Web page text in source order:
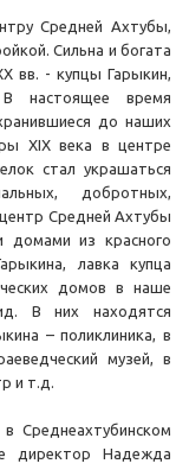
Средней Ахтубы,
Сильна и богата
вв. - купцы Гарыкин,
настоящее время
до наших
XIX века в центре
стал украшаться
добротных,
Средней Ахтубы
домами из красного
лавка купца
домов в наше
В них находятся
– поликлиника, в
музей, в
и т.д.
Среднеахтубинском
директор Надежда